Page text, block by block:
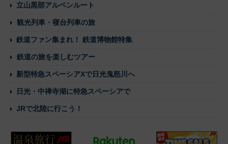
立山黒部アルペンルート
観光列車・寝台列車の旅
鉄道ファン集まれ！ 鉄道博物館特集
鉄道の旅を楽しむツアー
新型特急スペーシアXで日光鬼怒川へ
日光・中禅寺湖に特急スペーシアで
JRで北陸に行こう！